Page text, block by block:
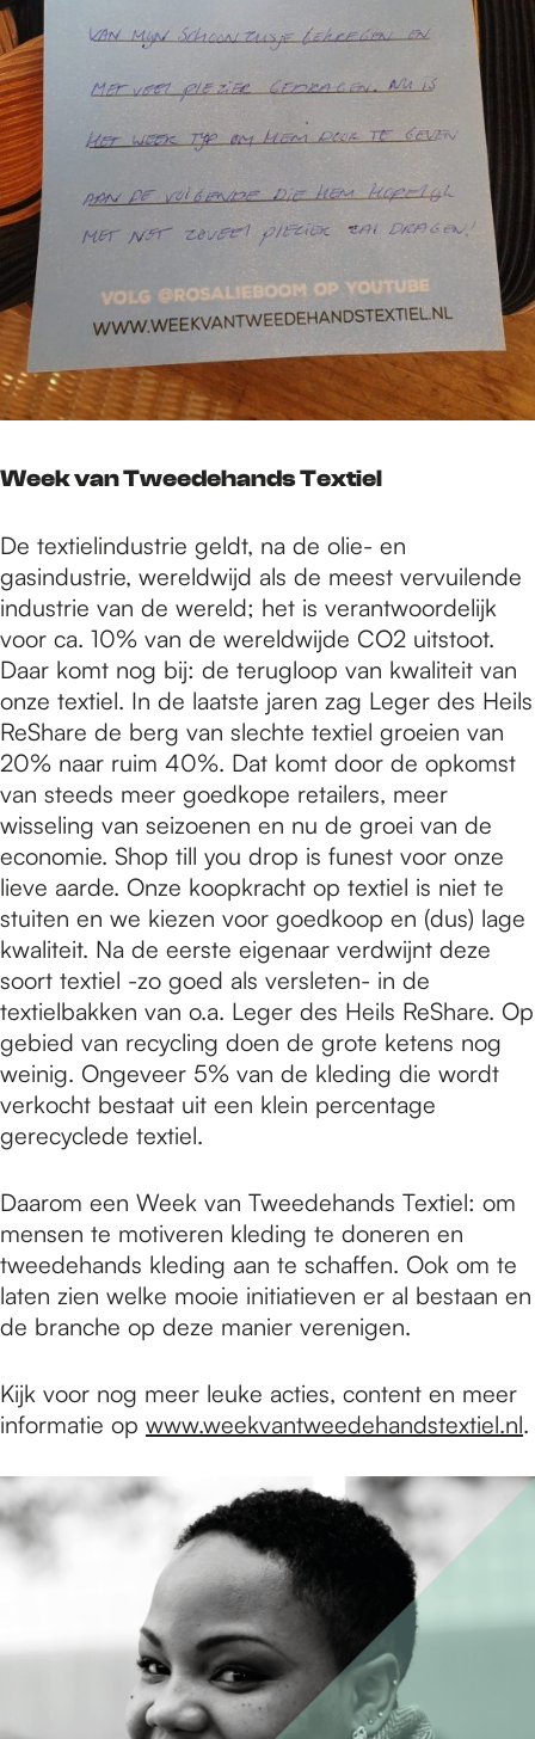
Week van Tweedehands Textiel
De textielindustrie geldt, na de olie- en
gasindustrie, wereldwijd als de meest vervuilende
industrie van de wereld; het is verantwoordelijk
voor ca. 10% van de wereldwijde CO2 uitstoot.
Daar komt nog bij: de terugloop van kwaliteit van
onze textiel. In de laatste jaren zag Leger des Heils
ReShare de berg van slechte textiel groeien van
20% naar ruim 40%. Dat komt door de opkomst
van steeds meer goedkope retailers, meer
wisseling van seizoenen en nu de groei van de
economie. Shop till you drop is funest voor onze
lieve aarde. Onze koopkracht op textiel is niet te
stuiten en we kiezen voor goedkoop en (dus) lage
kwaliteit. Na de eerste eigenaar verdwijnt deze
soort textiel -zo goed als versleten- in de
textielbakken van o.a. Leger des Heils ReShare. Op
gebied van recycling doen de grote ketens nog
weinig. Ongeveer 5% van de kleding die wordt
verkocht bestaat uit een klein percentage
gerecyclede textiel.
Daarom een Week van Tweedehands Textiel: om
mensen te motiveren kleding te doneren en
tweedehands kleding aan te schaffen. Ook om te
laten zien welke mooie initiatieven er al bestaan en
de branche op deze manier verenigen.
Kijk voor nog meer leuke acties, content en meer
informatie op www.weekvantweedehandstextiel.nl.